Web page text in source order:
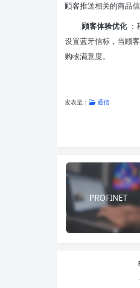
顾客推送相关的商品
顾客体验优化
设置蓝牙信标，当顾
购物满意度。
发表至： 通信
PROFINET